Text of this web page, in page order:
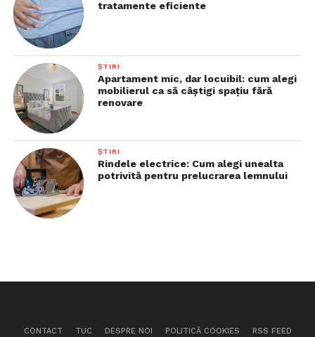
tratamente eficiente
ȘTIRI
Apartament mic, dar locuibil: cum alegi
mobilierul ca să câștigi spațiu fără
renovare
ȘTIRI
Rindele electrice: Cum alegi unealta
potrivită pentru prelucrarea lemnului
CONTACT TUC DESPRE NOI POLITICĂ COOKIES RSS FEED